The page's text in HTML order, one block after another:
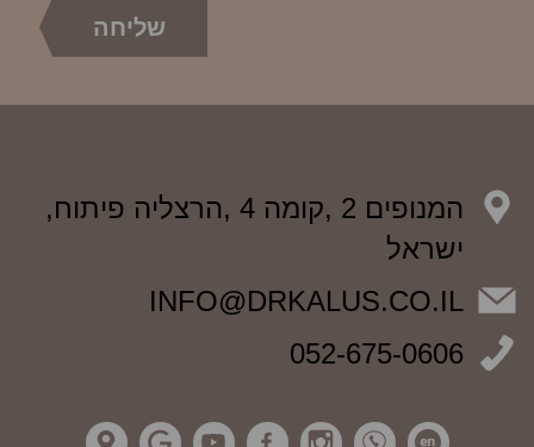
המנופים 2 ,קומה 4 ,הרצליה פיתוח,
ישראל
INFO@DRKALUS.CO.IL
052-675-0606